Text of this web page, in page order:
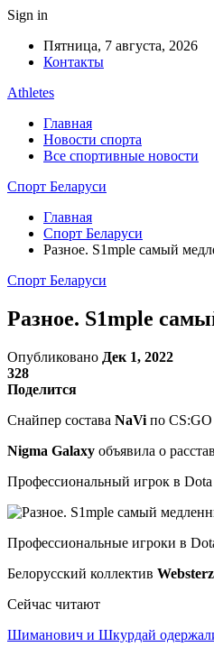
Sign in
Пятница, 7 августа, 2026
Контакты
Athletes
Главная
Новости спорта
Все спортивные новости
Спорт Беларуси
Главная
Спорт Беларуси
Разное. S1mple самый
Спорт Беларуси
Разное. S1mple
Опубликовано Дек 1, 2022
328
Поделится
Снайпер состава NaVi по CS:GO
Nigma Galaxy объявила о
Профессиональный игрок в Dota
Профессиональные игроки в
Белорусский коллектив Websterz
Сейчас читают
Шиманович и Шкурдай